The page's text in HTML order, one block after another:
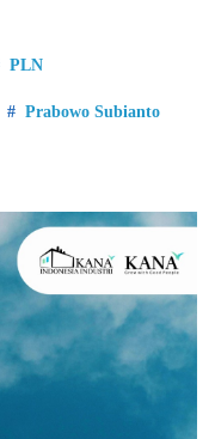
PLN
Prabowo Subianto